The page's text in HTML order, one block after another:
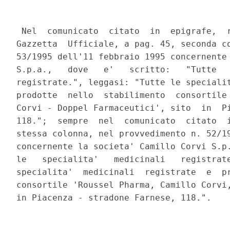
Nel  comunicato  citato  in  epigrafe,
Gazzetta  Ufficiale, a pag. 45, seconda
53/1995 dell'11 febbraio 1995
S.p.a.,   dove   e'   scritto:   "Tutte
registrate.", leggasi: "Tutte le
prodotte  nello  stabilimento  consortile
Corvi - Doppel Farmaceutici', sito  in
118.";  sempre  nel  comunicato  citato
stessa colonna, nel provvedimento n.
concernente la societa' Camillo Corvi
le   specialita'   medicinali
specialita'  medicinali  registrate  e
consortile 'Roussel Pharma, Camillo